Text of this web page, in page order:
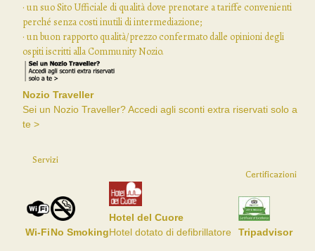
· un suo Sito Ufficiale di qualità dove prenotare a tariffe convenienti
perché senza costi inutili di intermediazione;
· un buon rapporto qualità/prezzo confermato dalle opinioni degli
ospiti iscritti alla Community Nozio.
Nozio Traveller
Sei un Nozio Traveller? Accedi agli sconti extra riservati solo a
te >
Servizi
Wi-FiNo Smoking
Hotel del Cuore
Hotel dotato di defibrillatore
Certificazioni
Tripadvisor